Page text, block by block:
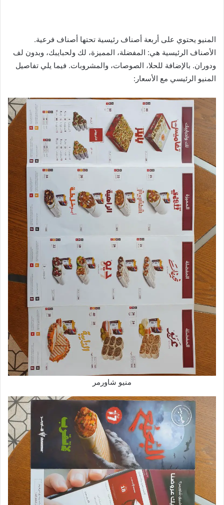
المنيو يحتوي على أربعة أصناف رئيسية تحتها أصناف فرعية.
الأصناف الرئيسية هي: المفضلة، المميزة، لك ولحبايبك، وبدون لف
ودوران. بالإضافة للحلا، الصوصات، والمشروبات. فيما يلي تفاصيل
المنيو الرئيسي مع الأسعار:
منيو شاورمر